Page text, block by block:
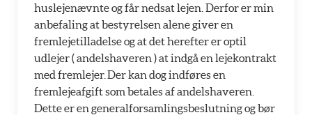
huslejenævnte og får nedsat lejen. Derfor er min
anbefaling at bestyrelsen alene giver en
fremlejetilladelse og at det herefter er optil
udlejer ( andelshaveren ) at indgå en lejekontrakt
med fremlejer. Der kan dog indføres en
fremlejeafgift som betales af andelshaveren.
Dette er en generalforsamlingsbeslutning og bør